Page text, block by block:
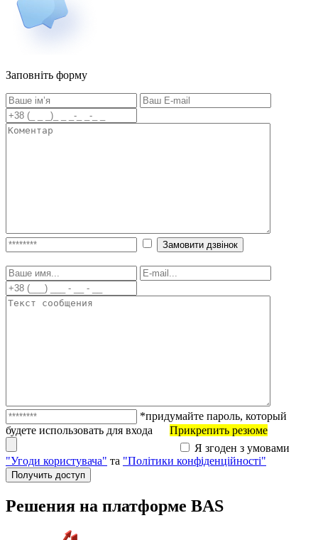
Заповніть форму
*придумайте пароль, который
будете использовать для входа
Прикрепить резюме
Я згоден з умовами
"Угоди користувача" та "Політики конфіденційності"
Решения на платформе BAS